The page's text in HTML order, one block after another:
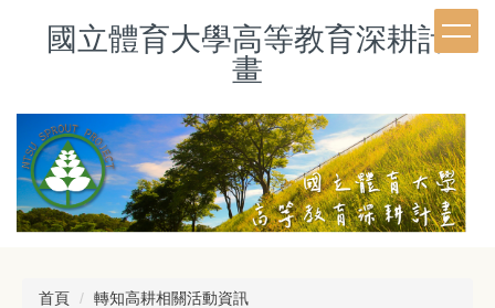
區
國立體育大學高等教育深耕計
畫
首頁 轉知高耕相關活動資訊